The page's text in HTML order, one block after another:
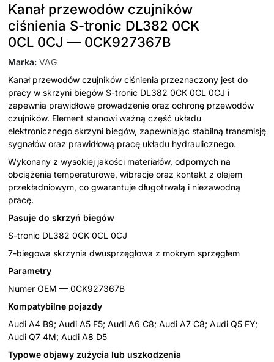
Kanał przewodów czujników
ciśnienia S-tronic DL382 0CK
0CL 0CJ — 0CK927367B
Marka: VAG
Kanał przewodów czujników ciśnienia przeznaczony jest do
pracy w skrzyni biegów S-tronic DL382 0CK 0CL 0CJ i
zapewnia prawidłowe prowadzenie oraz ochronę przewodów
czujników. Element stanowi ważną część układu
elektronicznego skrzyni biegów, zapewniając stabilną transmisję
sygnałów oraz prawidłową pracę układu hydraulicznego.
Wykonany z wysokiej jakości materiałów, odpornych na
obciążenia temperaturowe, wibracje oraz kontakt z olejem
przekładniowym, co gwarantuje długotrwałą i niezawodną
pracę.
Pasuje do skrzyń biegów
S-tronic DL382 0CK 0CL 0CJ
7-biegowa skrzynia dwusprzęgłowa z mokrym sprzęgłem
Parametry
Numer OEM — 0CK927367B
Kompatybilne pojazdy
Audi A4 B9; Audi A5 F5; Audi A6 C8; Audi A7 C8; Audi Q5 FY;
Audi Q7 4M; Audi A8 D5
Typowe objawy zużycia lub uszkodzenia